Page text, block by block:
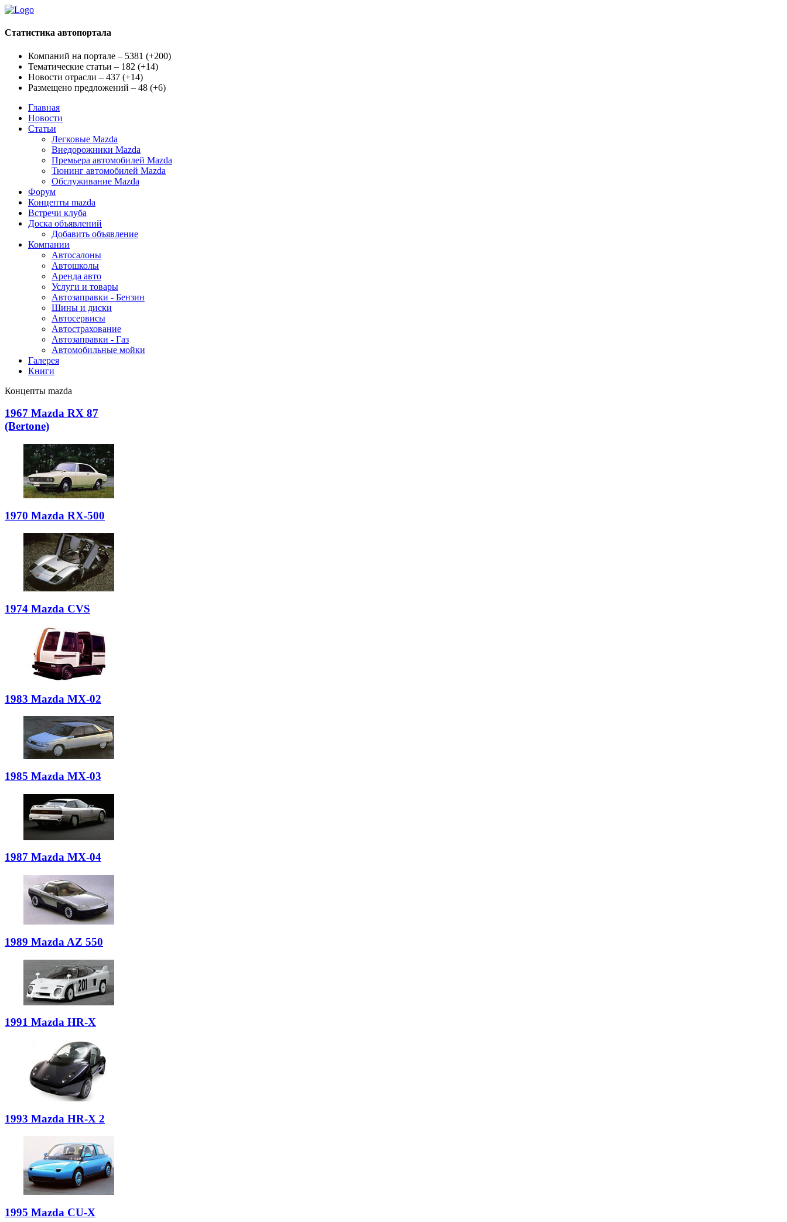
Статистика автопортала
Компаний на портале – 5381 (+200)
Тематические статьи – 182 (+14)
Новости отрасли – 437 (+14)
Размещено предложений – 48 (+6)
Главная
Новости
Статьи
Легковые Mazda
Внедорожники Mazda
Премьера автомобилей Mazda
Тюнинг автомобилей Mazda
Обслуживание Mazda
Форум
Концепты mazda
Встречи клуба
Доска объявлений
Добавить объявление
Компании
Автосалоны
Автошколы
Аренда авто
Услуги и товары
Автозаправки - Бензин
Шины и диски
Автосервисы
Автострахование
Автозаправки - Газ
Автомобильные мойки
Галерея
Книги
Концепты mazda
1967 Mazda RX 87
(Bertone)
1970 Mazda RX-500
1974 Mazda CVS
1983 Mazda MX-02
1985 Mazda MX-03
1987 Mazda MX-04
1989 Mazda AZ 550
1991 Mazda HR-X
1993 Mazda HR-X 2
1995 Mazda CU-X